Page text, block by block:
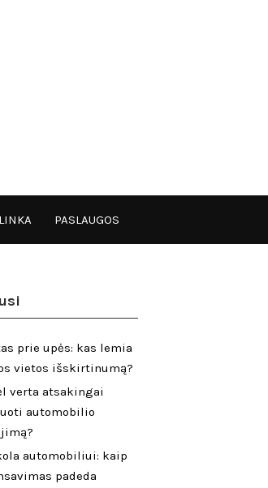
PASLAUGOS
prie upės: kas lemia
vietos išskirtinumą?
verta atsakingai
automobilio
automobiliui: kaip
padeda